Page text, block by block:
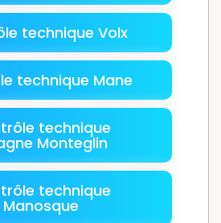
technique Volx
technique Mane
technique
Monteglin
technique
Manosque